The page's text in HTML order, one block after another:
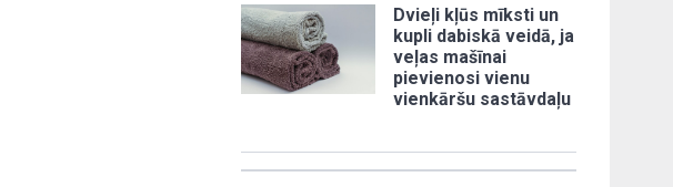
Dvieļi kļūs mīksti un
kupli dabiskā veidā, ja
veļas mašīnai
pievienosi vienu
vienkāršu sastāvdaļu